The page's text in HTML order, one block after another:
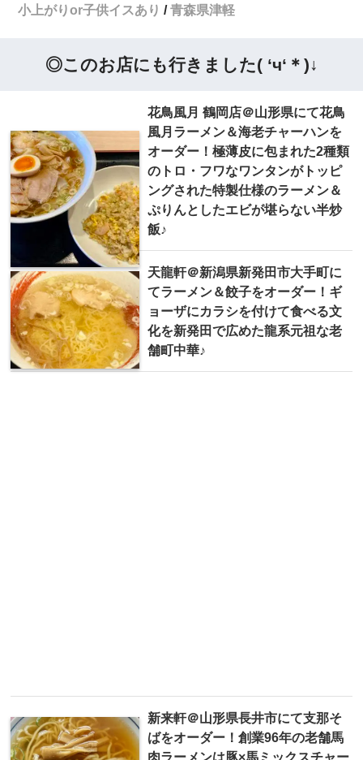
小上がりor子供イスあり 青森県津軽
◎このお店にも行きました( ‘ч‘＊)↓
花鳥風月 鶴岡店＠山形県にて花鳥
風月ラーメン＆海老チャーハンを
オーダー！極薄皮に包まれた2種類
のトロ・フワなワンタンがトッピ
ングされた特製仕様のラーメン＆
ぷりんとしたエビが堪らない半炒
飯♪
天龍軒＠新潟県新発田市大手町に
てラーメン＆餃子をオーダー！ギ
ョーザにカラシを付けて食べる文
化を新発田で広めた龍系元祖な老
舗町中華♪
新来軒＠山形県長井市にて支那そ
ばをオーダー！創業96年の老舗馬
肉ラーメンは豚×馬ミックスチャー